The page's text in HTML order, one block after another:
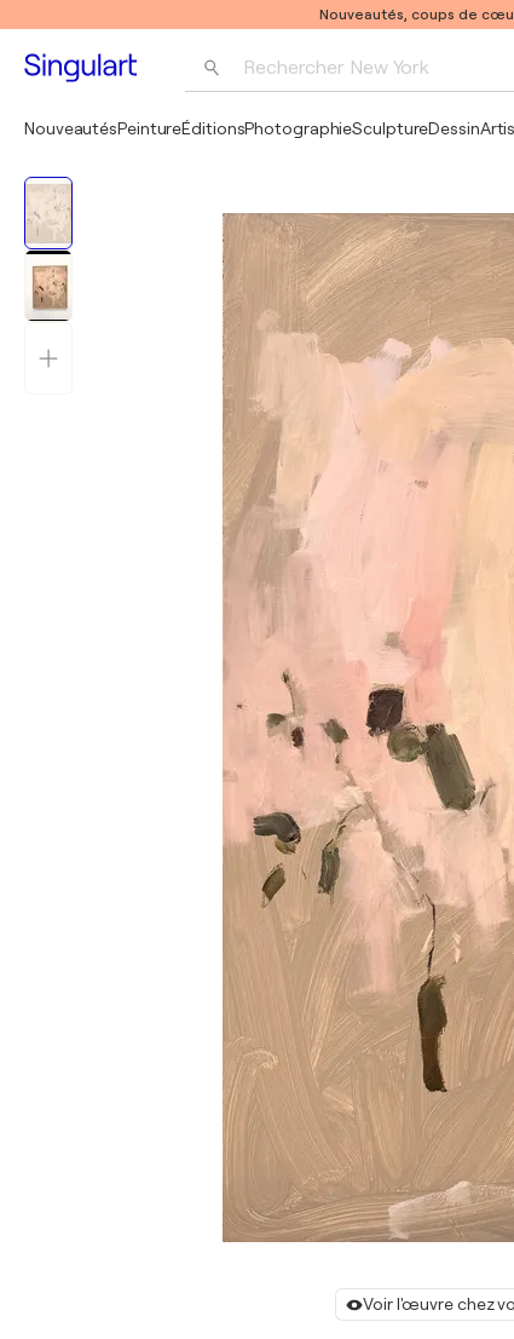
Nouveautés, coups de
Rechercher New York
Pablo Picasso
NouveautésPeintureÉditionsPhotographieSculptureDessin
Voir l'œuvre chez